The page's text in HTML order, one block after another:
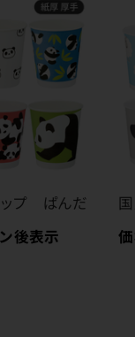
プ ぱんだ
後表示